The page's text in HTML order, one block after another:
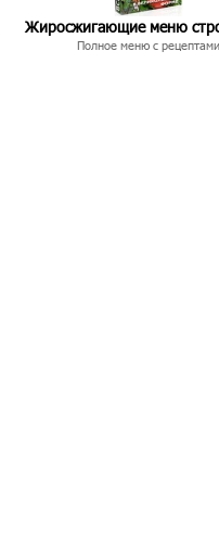
Жиросжигающие меню
Полное меню с рецептами